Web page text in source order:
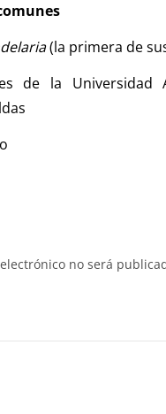
(la primera de
de la
no será